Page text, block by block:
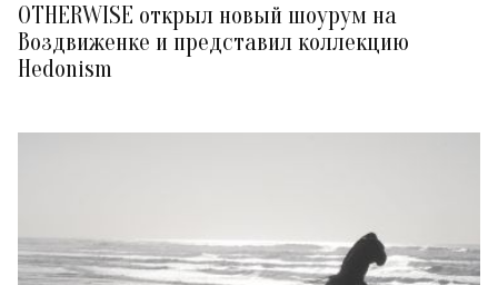
OTHERWISE открыл новый шоурум на
Воздвиженке и представил коллекцию
Hedonism